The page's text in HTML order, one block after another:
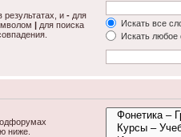
результатах, и - для
| для поиска
Искать все
Искать любое
ниже.